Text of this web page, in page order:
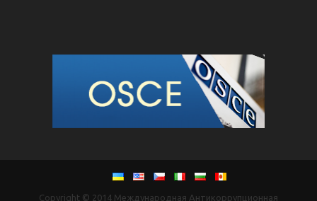
Copyright © 2014 Международная Антикоррупционная